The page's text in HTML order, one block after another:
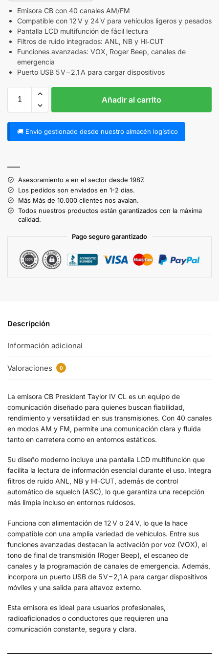
Emisora CB con 40 canales AM/FM
Compatible con 12 V y 24 V para vehículos ligeros y pesados
Pantalla LCD multifunción de fácil lectura
Filtros de ruido integrados: ANL, NB y HI‑CUT
Funciones avanzadas: VOX, Roger Beep, canales de
emergencia
Puerto USB 5 V – 2,1 A para cargar dispositivos
Añadir al carrito
🚚 Envío gestionado desde nuestro almacén logístico
t
e
r
n
——
Asesoramiento a en el sector desde 1987.
Los pedidos son enviados en 1-2 días.
Más Más de 10.000 clientes nos avalan.
Todos nuestros productos están garantizados con la máxima
calidad.
Pago seguro garantizado
Descripción
Información adicional
Valoraciones 0
La emisora CB President Taylor IV CL es un equipo de
comunicación diseñado para quienes buscan fiabilidad,
rendimiento y versatilidad en sus transmisiones. Con 40 canales
en modos AM y FM, permite una comunicación clara y fluida
tanto en carretera como en entornos estáticos.
Su diseño moderno incluye una pantalla LCD multifunción que
facilita la lectura de información esencial durante el uso. Integra
filtros de ruido ANL, NB y HI‑CUT, además de control
automático de squelch (ASC), lo que garantiza una recepción
más limpia incluso en entornos ruidosos.
Funciona con alimentación de 12 V o 24 V, lo que la hace
compatible con una amplia variedad de vehículos. Entre sus
funciones avanzadas destacan la activación por voz (VOX), el
tono de final de transmisión (Roger Beep), el escaneo de
canales y la programación de canales de emergencia. Además,
incorpora un puerto USB de 5 V – 2,1 A para cargar dispositivos
móviles y una salida para altavoz externo.
Esta emisora es ideal para usuarios profesionales,
radioaficionados o conductores que requieren una
comunicación constante, segura y clara.